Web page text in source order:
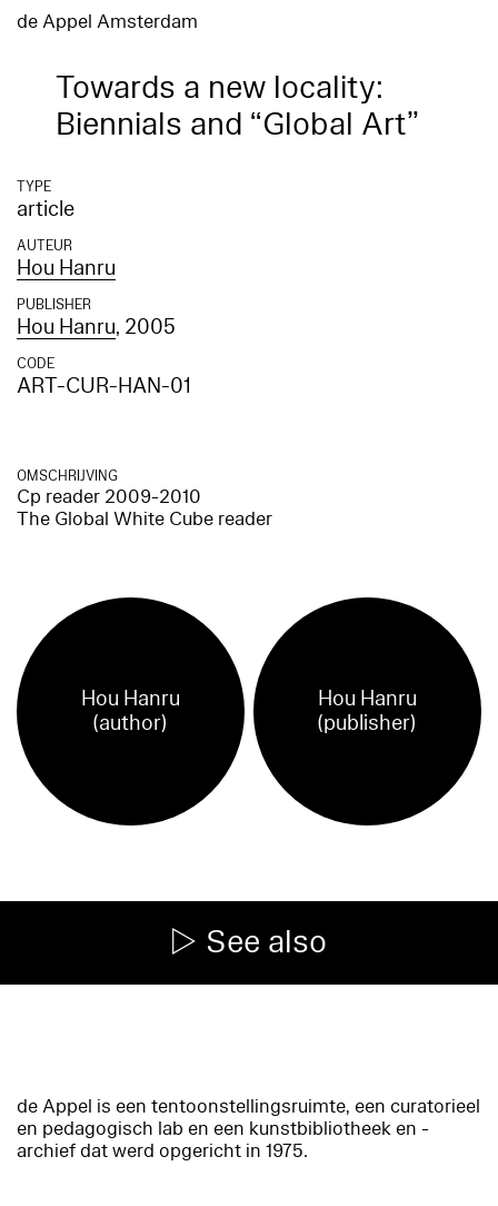
de Appel Amsterdam
Towards a new locality:
Biennials and “Global Art”
TYPE
article
AUTEUR
Hou Hanru
PUBLISHER
Hou Hanru, 2005
CODE
ART-CUR-HAN-01
OMSCHRIJVING
Cp reader 2009-2010
The Global White Cube reader
Hou Hanru
(author)
Hou Hanru
(publisher)
See also
de Appel is een tentoonstellingsruimte, een curatorieel
en pedagogisch lab en een kunstbibliotheek en -
archief dat werd opgericht in 1975.